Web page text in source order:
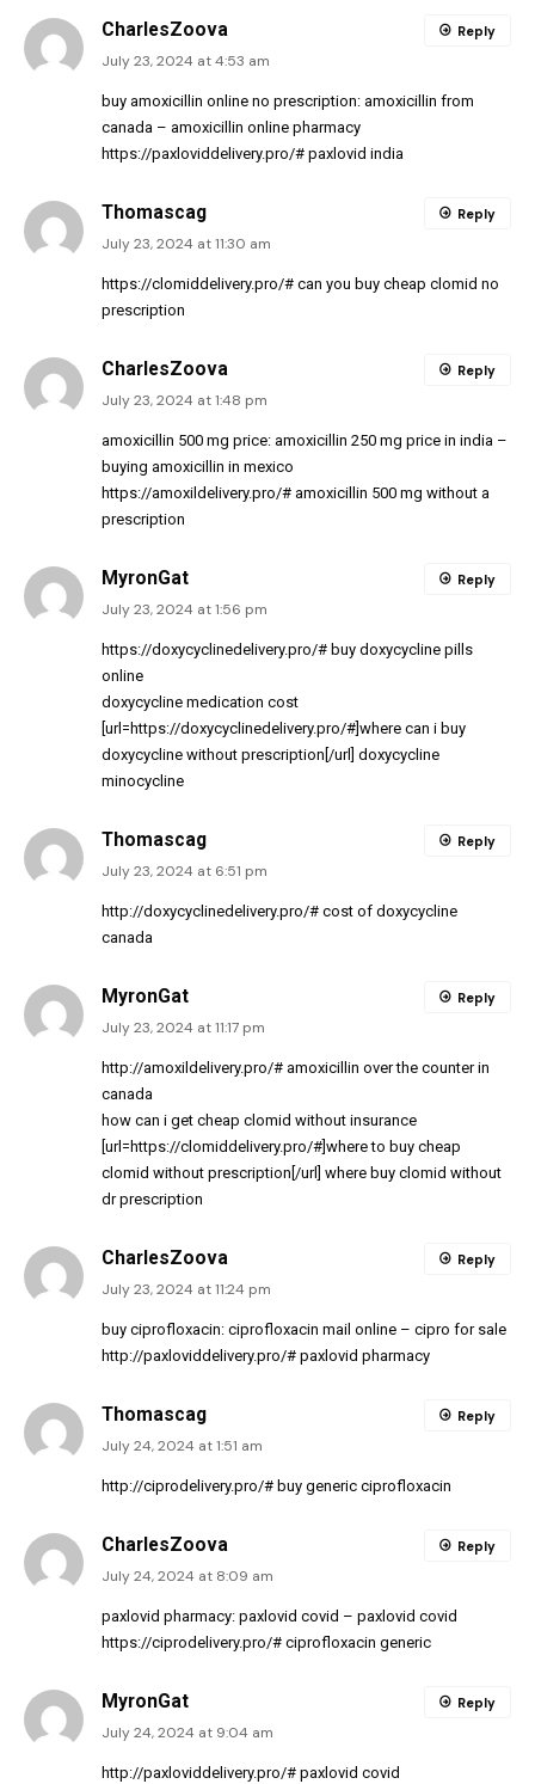
CharlesZoova
July 23, 2024 at 4:53 am
buy amoxicillin online no prescription: amoxicillin from
canada – amoxicillin online pharmacy
https://paxloviddelivery.pro/# paxlovid india
Reply
Thomascag
July 23, 2024 at 11:30 am
https://clomiddelivery.pro/# can you buy cheap clomid no
prescription
Reply
CharlesZoova
July 23, 2024 at 1:48 pm
amoxicillin 500 mg price: amoxicillin 250 mg price in india –
buying amoxicillin in mexico
https://amoxildelivery.pro/# amoxicillin 500 mg without a
prescription
Reply
MyronGat
July 23, 2024 at 1:56 pm
https://doxycyclinedelivery.pro/# buy doxycycline pills
online
doxycycline medication cost
[url=https://doxycyclinedelivery.pro/#]where can i buy
doxycycline without prescription[/url] doxycycline
minocycline
Reply
Thomascag
July 23, 2024 at 6:51 pm
http://doxycyclinedelivery.pro/# cost of doxycycline
canada
Reply
MyronGat
July 23, 2024 at 11:17 pm
http://amoxildelivery.pro/# amoxicillin over the counter in
canada
how can i get cheap clomid without insurance
[url=https://clomiddelivery.pro/#]where to buy cheap
clomid without prescription[/url] where buy clomid without
dr prescription
Reply
CharlesZoova
July 23, 2024 at 11:24 pm
buy ciprofloxacin: ciprofloxacin mail online – cipro for sale
http://paxloviddelivery.pro/# paxlovid pharmacy
Reply
Thomascag
July 24, 2024 at 1:51 am
http://ciprodelivery.pro/# buy generic ciprofloxacin
Reply
CharlesZoova
July 24, 2024 at 8:09 am
paxlovid pharmacy: paxlovid covid – paxlovid covid
https://ciprodelivery.pro/# ciprofloxacin generic
Reply
MyronGat
July 24, 2024 at 9:04 am
http://paxloviddelivery.pro/# paxlovid covid
Reply